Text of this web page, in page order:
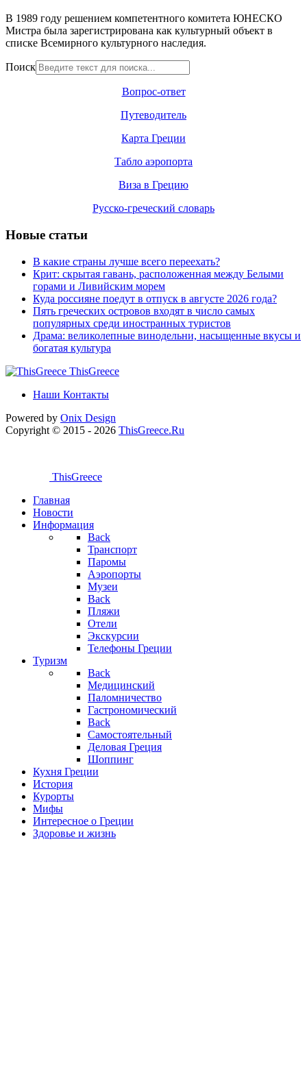
В 1989 году решением компетентного комитета ЮНЕСКО
Мистра была зарегистрирована как культурный объект в
списке Всемирного культурного наследия.
Поиск
Вопрос-ответ
Путеводитель
Карта Греции
Табло аэропорта
Виза в Грецию
Русско-греческий словарь
Новые статьи
В какие страны лучше всего переехать?
Крит: скрытая гавань, расположенная между Белыми
горами и Ливийским морем
Куда россияне поедут в отпуск в августе 2026 года?
Пять греческих островов входят в число самых
популярных среди иностранных туристов
Драма: великолепные винодельни, насыщенные вкусы и
богатая культура
ThisGreece
Наши Контакты
Powered by Onix Design
Copyright © 2015 - 2026 ThisGreece.Ru
ThisGreece
Главная
Новости
Информация
Back
Транспорт
Паромы
Аэропорты
Музеи
Back
Пляжи
Отели
Экскурсии
Телефоны Греции
Туризм
Back
Медицинский
Паломничество
Гастрономический
Back
Самостоятельный
Деловая Греция
Шоппинг
Кухня Греции
История
Курорты
Мифы
Интересное о Греции
Здоровье и жизнь